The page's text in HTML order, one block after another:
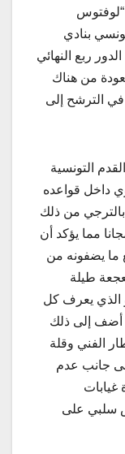
بنادي
ربع النهائي
من هناك
في الترشح إلى
التونسية
داخل قواعده
من ذلك
مما يؤكد أن
ما يضفونه من
طيلة
الذي يعرف كل
أضف إلى ذلك
الفني وقلة
جانب عدم
غيابات
سلبي على